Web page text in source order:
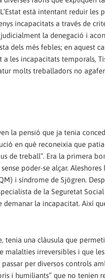
està intentant reduir les
incapacitats a través de
la denegació i
dels més febles; en aquest
a les incapacitats temporals,
molts treballadors no
la pensió que ja tenia
en què reconeixia que
de treball”. Era la primera
poder-se alçar.
i síndrome de Sjögren.
de la Seguretat
la incapacitat. Així
tenia una clàusula que
malalties irreversibles i que
per diversos controls
i humiliants” que no tenien